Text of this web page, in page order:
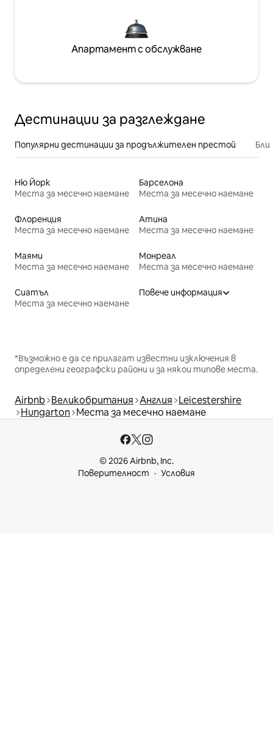
Апартамент с обслужване
Дестинации за разглеждане
Популярни дестинации за продължителен престой
Ню Йорк
Места за месечно наемане
Барселона
Места за месечно наемане
Флоренция
Места за месечно наемане
Атина
Места за месечно наемане
Маями
Места за месечно наемане
Монреал
Места за месечно наемане
Сиатъл
Места за месечно наемане
Повече информация
*Възможно е да се прилагат известни изключения в
определени географски райони и за някои типове места.
Airbnb Великобритания Англия Leicestershire
Hungarton Места за месечно наемане
© 2026 Airbnb, Inc.
Поверителност
Условия